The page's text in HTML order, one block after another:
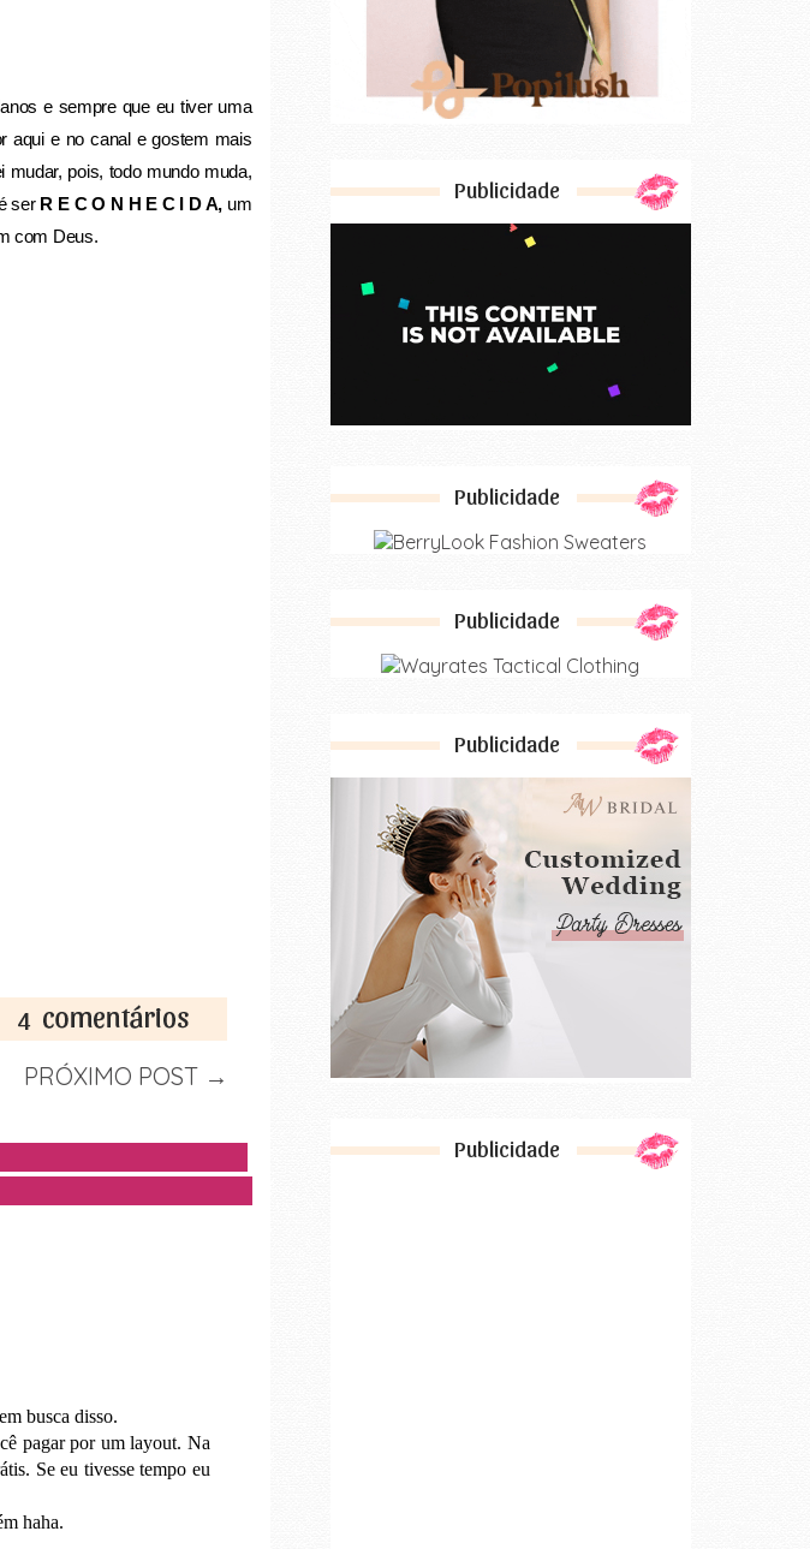
e sempre que eu tiver uma
aqui e no canal e gostem mais
pois, todo mundo muda,
ser R E C O N H E C I D A, um
com Deus.
4
PRÓXIMO POST →
busca disso.
pagar por um layout. Na
Se eu tivesse tempo eu
haha.
Publicidade
Publicidade
Publicidade
Publicidade
Publicidade